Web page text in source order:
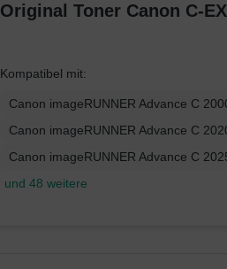
Original Toner Canon C-
Kompatibel mit:
Canon imageRUNNER Advance C
Canon imageRUNNER Advance C
Canon imageRUNNER Advance C
und 48 weitere